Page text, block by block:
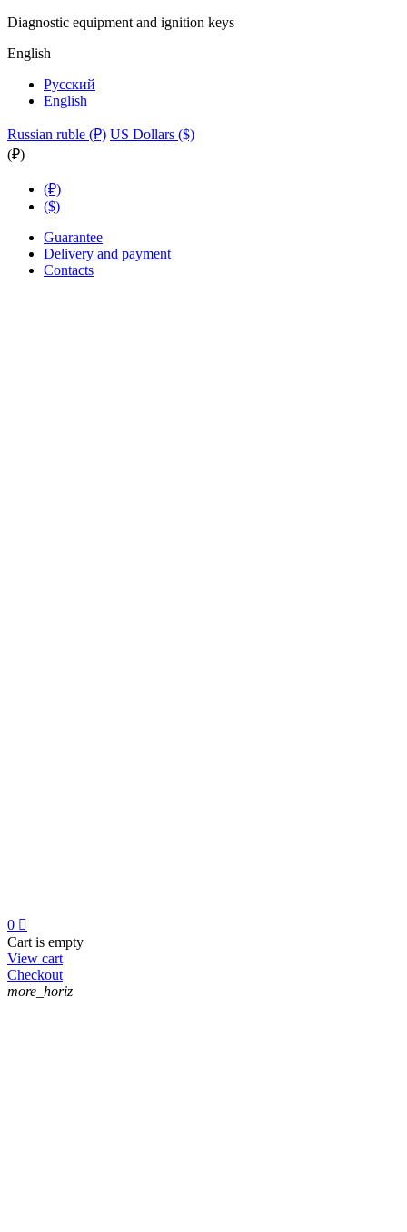
Diagnostic equipment and ignition keys
English
Русский
English
Russian ruble (₽) US Dollars ($)
(₽)
(₽)
($)
Guarantee
Delivery and payment
Contacts
0 
Cart is empty
View cart
Checkout
more_horiz